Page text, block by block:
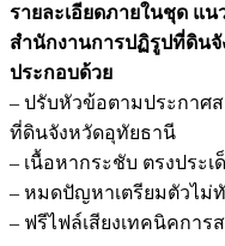
เจ้า
หน้าที่
ปฏิรูป
ที่ดิน
สำนักงาน
การ
ปฏิรูป
ที่ดิน
รายละเอียดภายในชุด แ
สำนักงานการปฏิรูปที่ดิน
ประกอบด้วย
– ปรับหัวข้อตามประกาศ
ที่ดินจังหวัดอุทัยธานี
– เนื้อหากระชับ ตรงประเ
– หมดปัญหาเตรียมตัวไม่
– ฟรีไฟล์เสียงเทคนิคกา